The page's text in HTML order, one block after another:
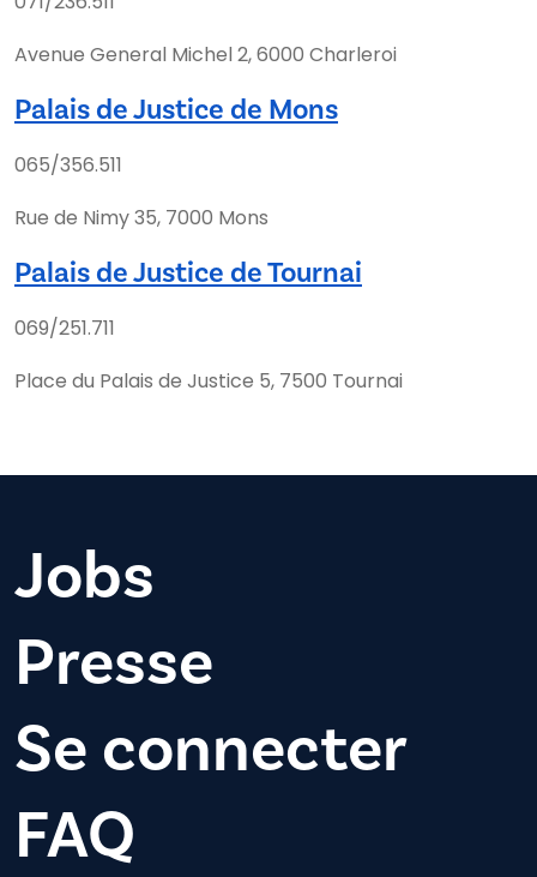
Avenue General Michel 2, 6000 Charleroi
Palais de Justice de Mons
065/356.511
Rue de Nimy 35, 7000 Mons
Palais de Justice de Tournai
069/251.711
Place du Palais de Justice 5, 7500 Tournai
Jobs
Presse
Se connecter
FAQ